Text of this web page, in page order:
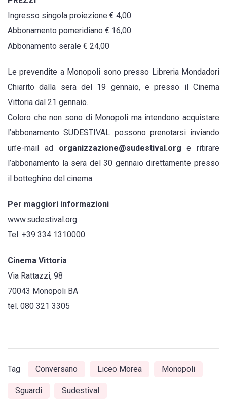
Ingresso singola proiezione € 4,00
Abbonamento pomeridiano € 16,00
Abbonamento serale € 24,00
Le prevendite a Monopoli sono presso Libreria Mondadori
Chiarito dalla sera del 19 gennaio, e presso il Cinema
Vittoria dal 21 gennaio.
Coloro che non sono di Monopoli ma intendono acquistare
l’abbonamento SUDESTIVAL possono prenotarsi inviando
un’e-mail ad organizzazione@sudestival.org e ritirare
l’abbonamento la sera del 30 gennaio direttamente presso
il botteghino del cinema.
Per maggiori informazioni
www.sudestival.org
Tel. +39 334 1310000
Cinema Vittoria
Via Rattazzi, 98
70043 Monopoli BA
tel. 080 321 3305
Tag Conversano Liceo Morea Monopoli
Sguardi Sudestival